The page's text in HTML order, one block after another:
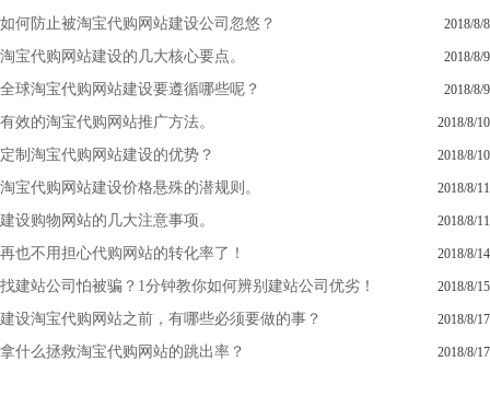
如何防止被淘宝代购网站建设公司忽悠？ 2018/8/8
淘宝代购网站建设的几大核心要点。 2018/8/9
全球淘宝代购网站建设要遵循哪些呢？ 2018/8/9
有效的淘宝代购网站推广方法。 2018/8/10
定制淘宝代购网站建设的优势？ 2018/8/10
淘宝代购网站建设价格悬殊的潜规则。 2018/8/11
建设购物网站的几大注意事项。 2018/8/11
再也不用担心代购网站的转化率了！ 2018/8/14
找建站公司怕被骗？1分钟教你如何辨别建站公司优劣！ 2018/8/15
建设淘宝代购网站之前，有哪些必须要做的事？ 2018/8/17
拿什么拯救淘宝代购网站的跳出率？ 2018/8/17